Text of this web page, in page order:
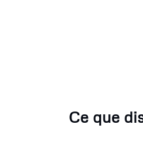
Ce que